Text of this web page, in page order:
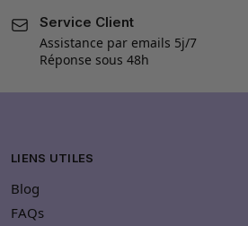
Service Client
Assistance par emails 5j/7
Réponse sous 48h
LIENS UTILES
Blog
FAQs